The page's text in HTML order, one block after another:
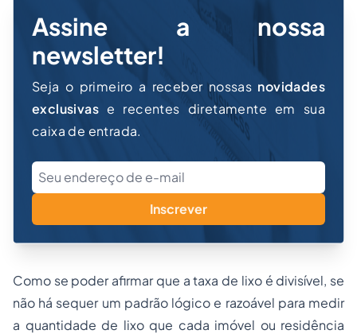
Assine a nossa
newsletter!
Seja o primeiro a receber nossas novidades
exclusivas e recentes diretamente em sua
caixa de entrada.
Inscrever
Como se poder afirmar que a taxa de lixo é divisível, se
não há sequer um padrão lógico e razoável para medir
a quantidade de lixo que cada imóvel ou residência